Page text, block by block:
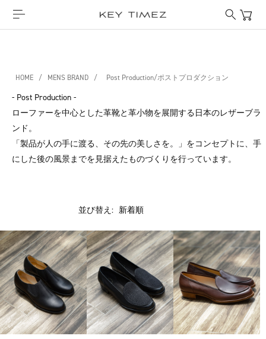
HOME / MENS BRAND / Post Production/ポストプロダクション
- Post Production -
ローファーを中心とした革靴と革小物を展開する日本のレザーブラ
ンド。
「製品が人の手に渡る、その先の美しさを。」をコンセプトに、手
にした後の風景までを見据えたものづくりを行っています。
並び替え: